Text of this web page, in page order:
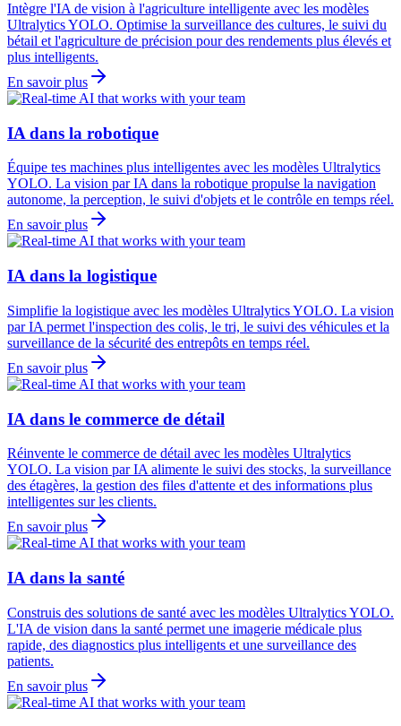
Intègre l'IA de vision à l'agriculture intelligente avec les modèles
Ultralytics YOLO. Optimise la surveillance des cultures, le suivi du
bétail et l'agriculture de précision pour des rendements plus élevés et
plus intelligents.
En savoir plus
IA dans la robotique
Équipe tes machines plus intelligentes avec les modèles Ultralytics
YOLO. La vision par IA dans la robotique propulse la navigation
autonome, la perception, le suivi d'objets et le contrôle en temps réel.
En savoir plus
IA dans la logistique
Simplifie la logistique avec les modèles Ultralytics YOLO. La vision
par IA permet l'inspection des colis, le tri, le suivi des véhicules et la
surveillance de la sécurité des entrepôts en temps réel.
En savoir plus
IA dans le commerce de détail
Réinvente le commerce de détail avec les modèles Ultralytics
YOLO. La vision par IA alimente le suivi des stocks, la surveillance
des étagères, la gestion des files d'attente et des informations plus
intelligentes sur les clients.
En savoir plus
IA dans la santé
Construis des solutions de santé avec les modèles Ultralytics YOLO.
L'IA de vision dans la santé permet une imagerie médicale plus
rapide, des diagnostics plus intelligents et une surveillance des
patients.
En savoir plus